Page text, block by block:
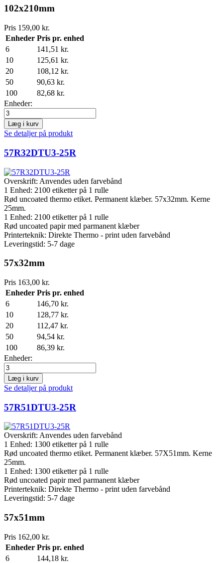
102x210mm
Pris 159,00 kr.
Enheder Pris pr. enhed
6
141,51 kr.
10
125,61 kr.
20
108,12 kr.
50
90,63 kr.
100
82,68 kr.
Enheder:
Læg i kurv
Se detaljer på produkt
57R32DTU3-25R
Overskrift: Anvendes uden farvebånd
1 Enhed: 2100 etiketter på 1 rulle
Rød uncoated thermo etiket. Permanent klæber. 57x32mm. Kerne
25mm.
1 Enhed: 2100 etiketter på 1 rulle
Rød uncoated papir med parmanent klæber
Printerteknik: Direkte Thermo - print uden farvebånd
Leveringstid: 5-7 dage
57x32mm
Pris 163,00 kr.
Enheder Pris pr. enhed
6
146,70 kr.
10
128,77 kr.
20
112,47 kr.
50
94,54 kr.
100
86,39 kr.
Enheder:
Læg i kurv
Se detaljer på produkt
57R51DTU3-25R
Overskrift: Anvendes uden farvebånd
1 Enhed: 1300 etiketter på 1 rulle
Rød uncoated thermo etiket. Permanent klæber. 57X51mm. Kerne
25mm.
1 Enhed: 1300 etiketter på 1 rulle
Rød uncoated papir med parmanent klæber
Printerteknik: Direkte Thermo - print uden farvebånd
Leveringstid: 5-7 dage
57x51mm
Pris 162,00 kr.
Enheder Pris pr. enhed
6
144,18 kr.